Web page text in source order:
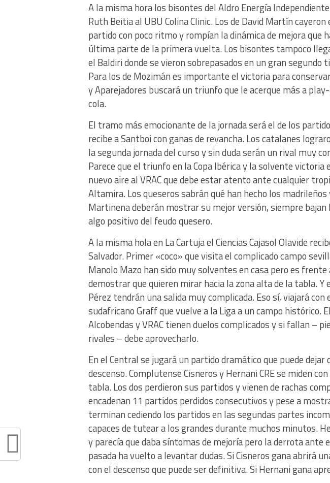
A la misma hora los bisontes del Aldro Energía
Ruth Beitia al UBU Colina Clinic. Los de David Martín
partido con poco ritmo y rompían la dinámica de mejora que
última parte de la primera vuelta. Los bisontes tampoco
el Baldiri donde se vieron sobrepasados en un gran segundo
Para los de Mozimán es importante el victoria para
y Aparejadores buscará un triunfo que le acerque más a
cola.
El tramo más emocionante de la jornada será el de los
recibe a Santboi con ganas de revancha. Los catalanes
la segunda jornada del curso y sin duda serán un rival muy
Parece que el triunfo en la Copa Ibérica y la solvente victoria
nuevo aire al VRAC que debe estar atento ante cualquier
Altamira. Los queseros sabrán qué han hecho los
Martinena deberán mostrar su mejor versión, siempre bajan
algo positivo del feudo quesero.
A la misma hola en La Cartuja el Ciencias Cajasol Olavide
Salvador. Primer «coco» que visita el complicado campo
Manolo Mazo han sido muy solventes en casa pero es frente
demostrar que quieren mirar hacia la zona alta de la tabla. Y
Pérez tendrán una salida muy complicada. Eso sí, viajará
sudafricano Graff que vuelve a la Liga a un campo histórico.
Alcobendas y VRAC tienen duelos complicados y si fallan –
rivales – debe aprovecharlo.
En el Central se jugará un partido dramático que puede dejar
descenso. Complutense Cisneros y Hernani CRE se miden
tabla. Los dos perdieron sus partidos y vienen de rachas
encadenan 11 partidos perdidos consecutivos y pese a
terminan cediendo los partidos en las segundas partes
capaces de tutear a los grandes durante muchos minutos.
y parecía que daba síntomas de mejoría pero la derrota ante
pasada ha vuelto a levantar dudas. Si Cisneros gana abrirá
con el descenso que puede ser definitiva. Si Hernani gana